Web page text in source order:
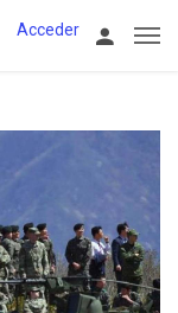
Acceder